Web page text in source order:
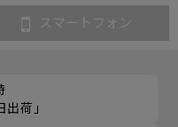
スマートフォン
荷」